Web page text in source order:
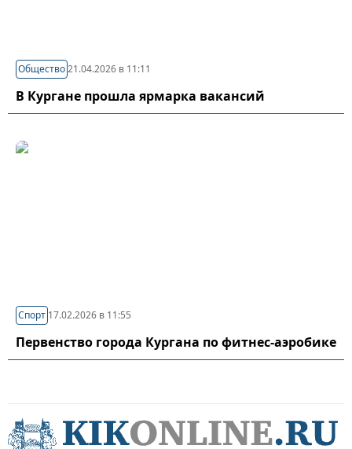
Общество21.04.2026 в 11:11
В Кургане прошла ярмарка вакансий
Спорт 17.02.2026 в 11:55
Первенство города Кургана по фитнес-аэробике